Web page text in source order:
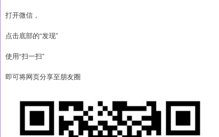
打开微信，
点击底部的“发现”
使用“扫一扫”
即可将网页分享至朋友圈